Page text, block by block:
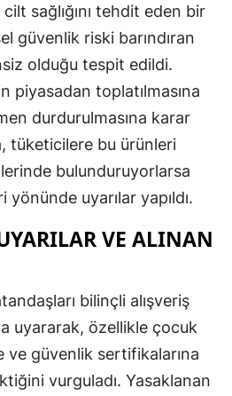
Kocaeli
Konya
Kütahya
Malatya
Manisa
Kahramanmaraş
Mardin
Muş
Nevşehir
sağlığını tehdit eden bir
güvenlik riski barındıran
olduğu tespit edildi.
piyasadan toplatılmasına
durdurulmasına karar
tüketicilere bu ürünleri
bulunduruyorlarsa
uyarılar yapıldı.
VE ALINAN
bilinçli alışveriş
uyararak, özellikle çocuk
ve güvenlik sertifikalarına
vurguladı. Yasaklanan